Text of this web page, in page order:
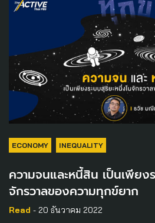
ECONOMY INEQUALITY
ความจนและหนี้สิน เป็นเพียง
จักรวาลของความทุกข์ยาก
Read - 20 ธันวาคม 2022